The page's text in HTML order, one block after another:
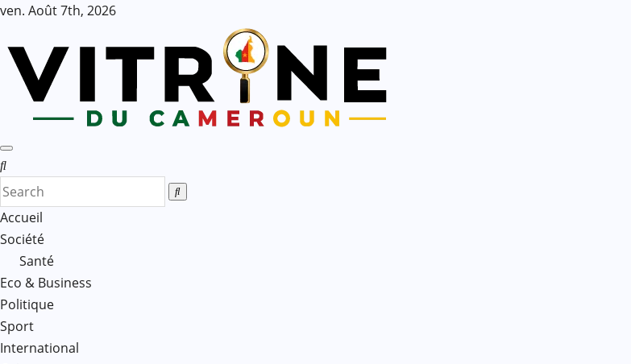
Skip
content
ven. Août 7th, 2026
Accueil
Société
Santé
Eco & Business
Politique
Sport
International